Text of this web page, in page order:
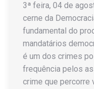
3ª feira, 04 de
cerne da
fundamental do
mandatários
é um dos crimes
frequência pelos
crime que percorre